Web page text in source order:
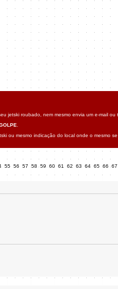
jetski roubado, nem mesmo envia um e-mail
ou mesmo indicação do local onde o mesmo
55 56 57 58 59 60 61 62 63 64 65 66